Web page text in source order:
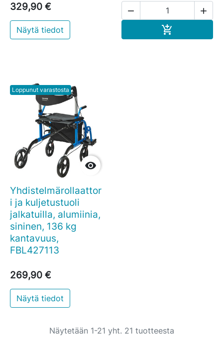
329,90 €
Näytä tiedot
 

Loppunut varastosta

Yhdistelmärollaattor
i ja kuljetustuoli
jalkatuilla, alumiinia,
sininen, 136 kg
kantavuus,
FBL427113
269,90 €
Näytä tiedot
Näytetään 1-21 yht. 21 tuotteesta